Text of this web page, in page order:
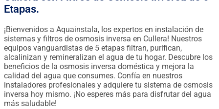
Etapas.
¡Bienvenidos a Aquainstala, los expertos en instalación de
sistemas y filtros de osmosis inversa en Cullera! Nuestros
equipos vanguardistas de 5 etapas filtran, purifican,
alcalinizan y remineralizan el agua de tu hogar. Descubre los
beneficios de la osmosis inversa doméstica y mejora la
calidad del agua que consumes. Confía en nuestros
instaladores profesionales y adquiere tu sistema de osmosis
inversa hoy mismo. ¡No esperes más para disfrutar del agua
más saludable!